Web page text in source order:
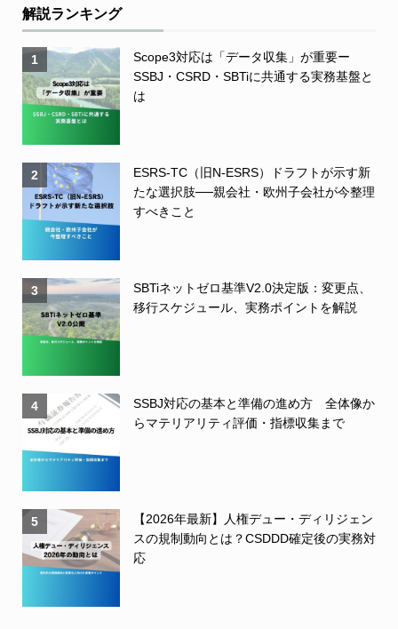
解説ランキング
1
Scope3対応は「データ収集」が重要ー
SSBJ・CSRD・SBTiに共通する実務基盤と
は
2
ESRS-TC（旧N-ESRS）ドラフトが示す新
たな選択肢──親会社・欧州子会社が今整理
すべきこと
3
SBTiネットゼロ基準V2.0決定版：変更点、
移行スケジュール、実務ポイントを解説
4
SSBJ対応の基本と準備の進め方 全体像か
らマテリアリティ評価・指標収集まで
5
【2026年最新】人権デュー・ディリジェン
スの規制動向とは？CSDDD確定後の実務対
応